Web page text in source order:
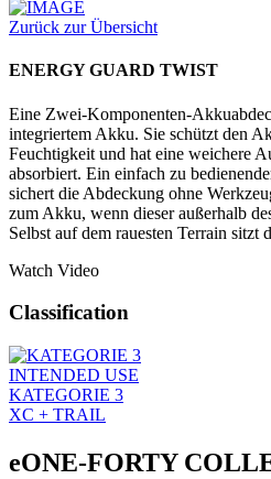
Zurück zur Übersicht
ENERGY GUARD TWIST
Eine Zwei-Komponenten-
integriertem Akku. Sie schützt den
Feuchtigkeit und hat eine weichere
absorbiert. Ein einfach zu
sichert die Abdeckung ohne
zum Akku, wenn dieser außerhalb
Selbst auf dem rauesten Terrain sitzt
Watch Video
Classification
INTENDED USE
KATEGORIE 3
XC + TRAIL
eONE-FORTY